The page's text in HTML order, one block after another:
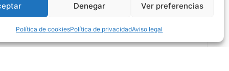
Denegar Ver preferencias
Política de cookiesPolítica de privacidadAviso legal